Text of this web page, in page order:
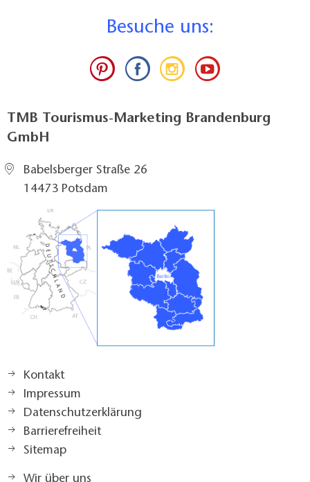
Besuche uns:
TMB Tourismus-Marketing Brandenburg
GmbH
Babelsberger Straße 26
14473 Potsdam
Kontakt
Impressum
Datenschutzerklärung
Barrierefreiheit
Sitemap
Wir über uns